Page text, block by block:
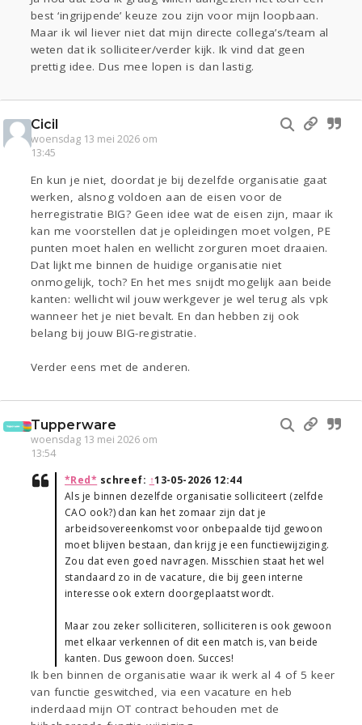
best ‘ingrijpende’ keuze zou zijn voor mijn loopbaan.
Maar ik wil liever niet dat mijn directe collega’s/team al
weten dat ik solliciteer/verder kijk. Ik vind dat geen
prettig idee. Dus mee lopen is dan lastig.
Cicil
woensdag 13 mei 2026 om
13:45
En kun je niet, doordat je bij dezelfde organisatie gaat
werken, alsnog voldoen aan de eisen voor de
herregistratie BIG? Geen idee wat de eisen zijn, maar ik
kan me voorstellen dat je opleidingen moet volgen, PE
punten moet halen en wellicht zorguren moet draaien.
Dat lijkt me binnen de huidige organisatie niet
onmogelijk, toch? En het mes snijdt mogelijk aan beide
kanten: wellicht wil jouw werkgever je wel terug als vpk
wanneer het je niet bevalt. En dan hebben zij ook
belang bij jouw BIG-registratie.
Verder eens met de anderen.
Tupperware
woensdag 13 mei 2026 om
13:54
*Red* schreef: ↑13-05-2026 12:44
Als je binnen dezelfde organisatie solliciteert (zelfde
CAO ook?) dan kan het zomaar zijn dat je
arbeidsovereenkomst voor onbepaalde tijd gewoon
moet blijven bestaan, dan krijg je een functiewijziging.
Zou dat even goed navragen. Misschien staat het wel
standaard zo in de vacature, die bij geen interne
interesse ook extern doorgeplaatst wordt.
Maar zou zeker solliciteren, solliciteren is ook gewoon
met elkaar verkennen of dit een match is, van beide
kanten. Dus gewoon doen. Succes!
Ik ben binnen de organisatie waar ik werk al 4 of 5 keer
van functie geswitched, via een vacature en heb
inderdaad mijn OT contract behouden met de